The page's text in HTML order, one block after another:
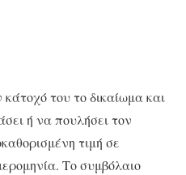
του το δικαίωμα και
ή να πουλήσει τον
τιμή σε
Το συμβόλαιο